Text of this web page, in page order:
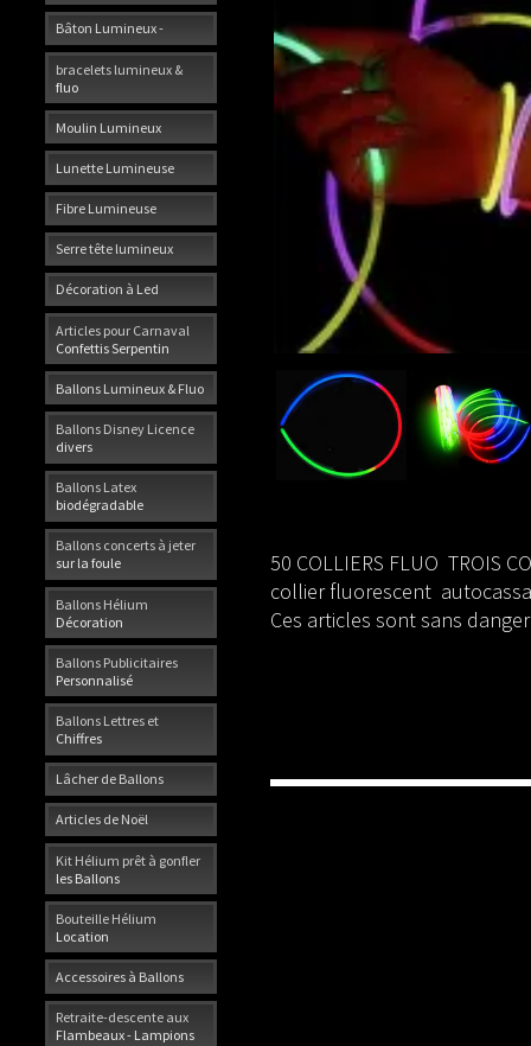
Bâton Lumineux -
bracelets lumineux &
fluo
Moulin Lumineux
Lunette Lumineuse
Fibre Lumineuse
Serre tête lumineux
Décoration à Led
Articles pour Carnaval
Confettis Serpentin
Ballons Lumineux & Fluo
Ballons Disney Licence
divers
Ballons Latex
biodégradable
Ballons concerts à jeter
sur la foule
Ballons Hélium
Décoration
Ballons Publicitaires
Personnalisé
Ballons Lettres et
Chiffres
Lâcher de Ballons
Articles de Noël
Kit Hélium prêt à gonfler
les Ballons
Bouteille Hélium
Location
Accessoires à Ballons
Retraite-descente aux
Flambeaux - Lampions
50 COLLIERS FLUO TROIS
collier fluorescent
Ces articles sont sans